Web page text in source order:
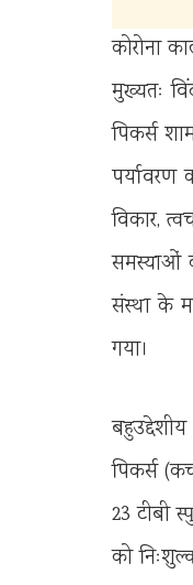
कोरोना
मुख्यतः
पिकर्स
पर्यावरण
विकार,
समस्याओं
संस्था के
गया।
पिकर्स
23 टीबी
को